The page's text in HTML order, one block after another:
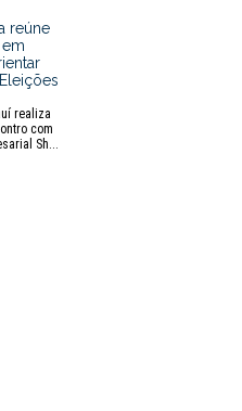
reúne
realiza
com
Sh...